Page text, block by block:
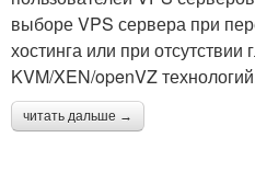
выборе VPS сервера при
хостинга или при отсутствии
KVM/XEN/openVZ
читать дальше →